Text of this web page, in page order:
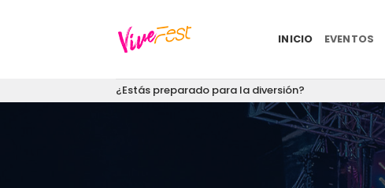
INICIO EVENTOS
¿Estás preparado para la diversión?